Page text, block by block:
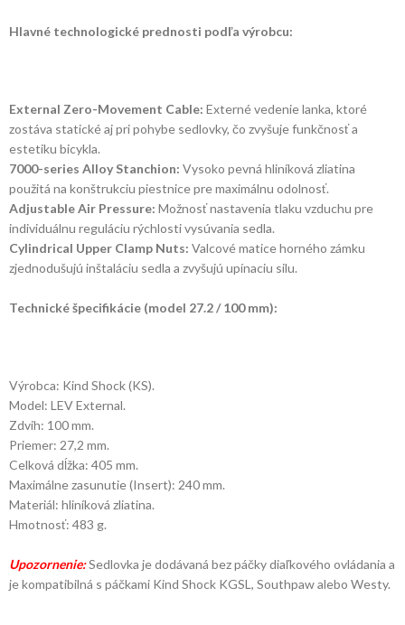
Hlavné technologické prednosti podľa výrobcu:
External Zero-Movement Cable: Externé vedenie lanka, ktoré
zostáva statické aj pri pohybe sedlovky, čo zvyšuje funkčnosť a
estetiku bicykla.
7000-series Alloy Stanchion: Vysoko pevná hliníková zliatina
použitá na konštrukciu piestnice pre maximálnu odolnosť.
Adjustable Air Pressure: Možnosť nastavenia tlaku vzduchu pre
individuálnu reguláciu rýchlosti vysúvania sedla.
Cylindrical Upper Clamp Nuts: Valcové matice horného zámku
zjednodušujú inštaláciu sedla a zvyšujú upínaciu silu.
Technické špecifikácie (model 27.2 / 100 mm):
Výrobca: Kind Shock (KS).
Model: LEV External.
Zdvih: 100 mm.
Priemer: 27,2 mm.
Celková dĺžka: 405 mm.
Maximálne zasunutie (Insert): 240 mm.
Materiál: hliníková zliatina.
Hmotnosť: 483 g.
Upozornenie:Sedlovka je dodávaná bez páčky diaľkového ovládania a
je kompatibilná s páčkami Kind Shock KGSL, Southpaw alebo Westy.